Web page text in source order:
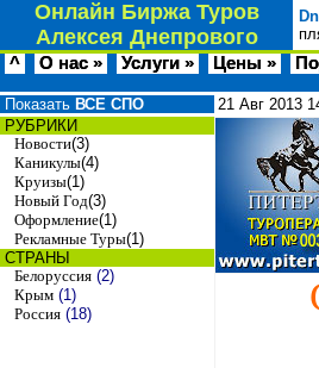
Онлайн Биржа Туров
Алексея Днепрового
^ О нас » Услуги » Цены »
Показать ВСЕ СПО
РУБРИКИ
Новости(3)
Каникулы(4)
Круизы(1)
Новый Год(3)
Оформление(1)
Рекламные Туры(1)
СТРАНЫ
Белоруссия (2)
Крым (1)
Россия (18)
21 Авг 2013